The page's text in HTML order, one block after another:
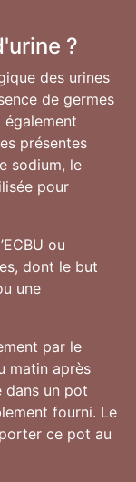
?
des urines
de germes
présentes
sodium, le
pour
ou
dont le but
une
par le
matin après
dans un pot
fourni. Le
ce pot au